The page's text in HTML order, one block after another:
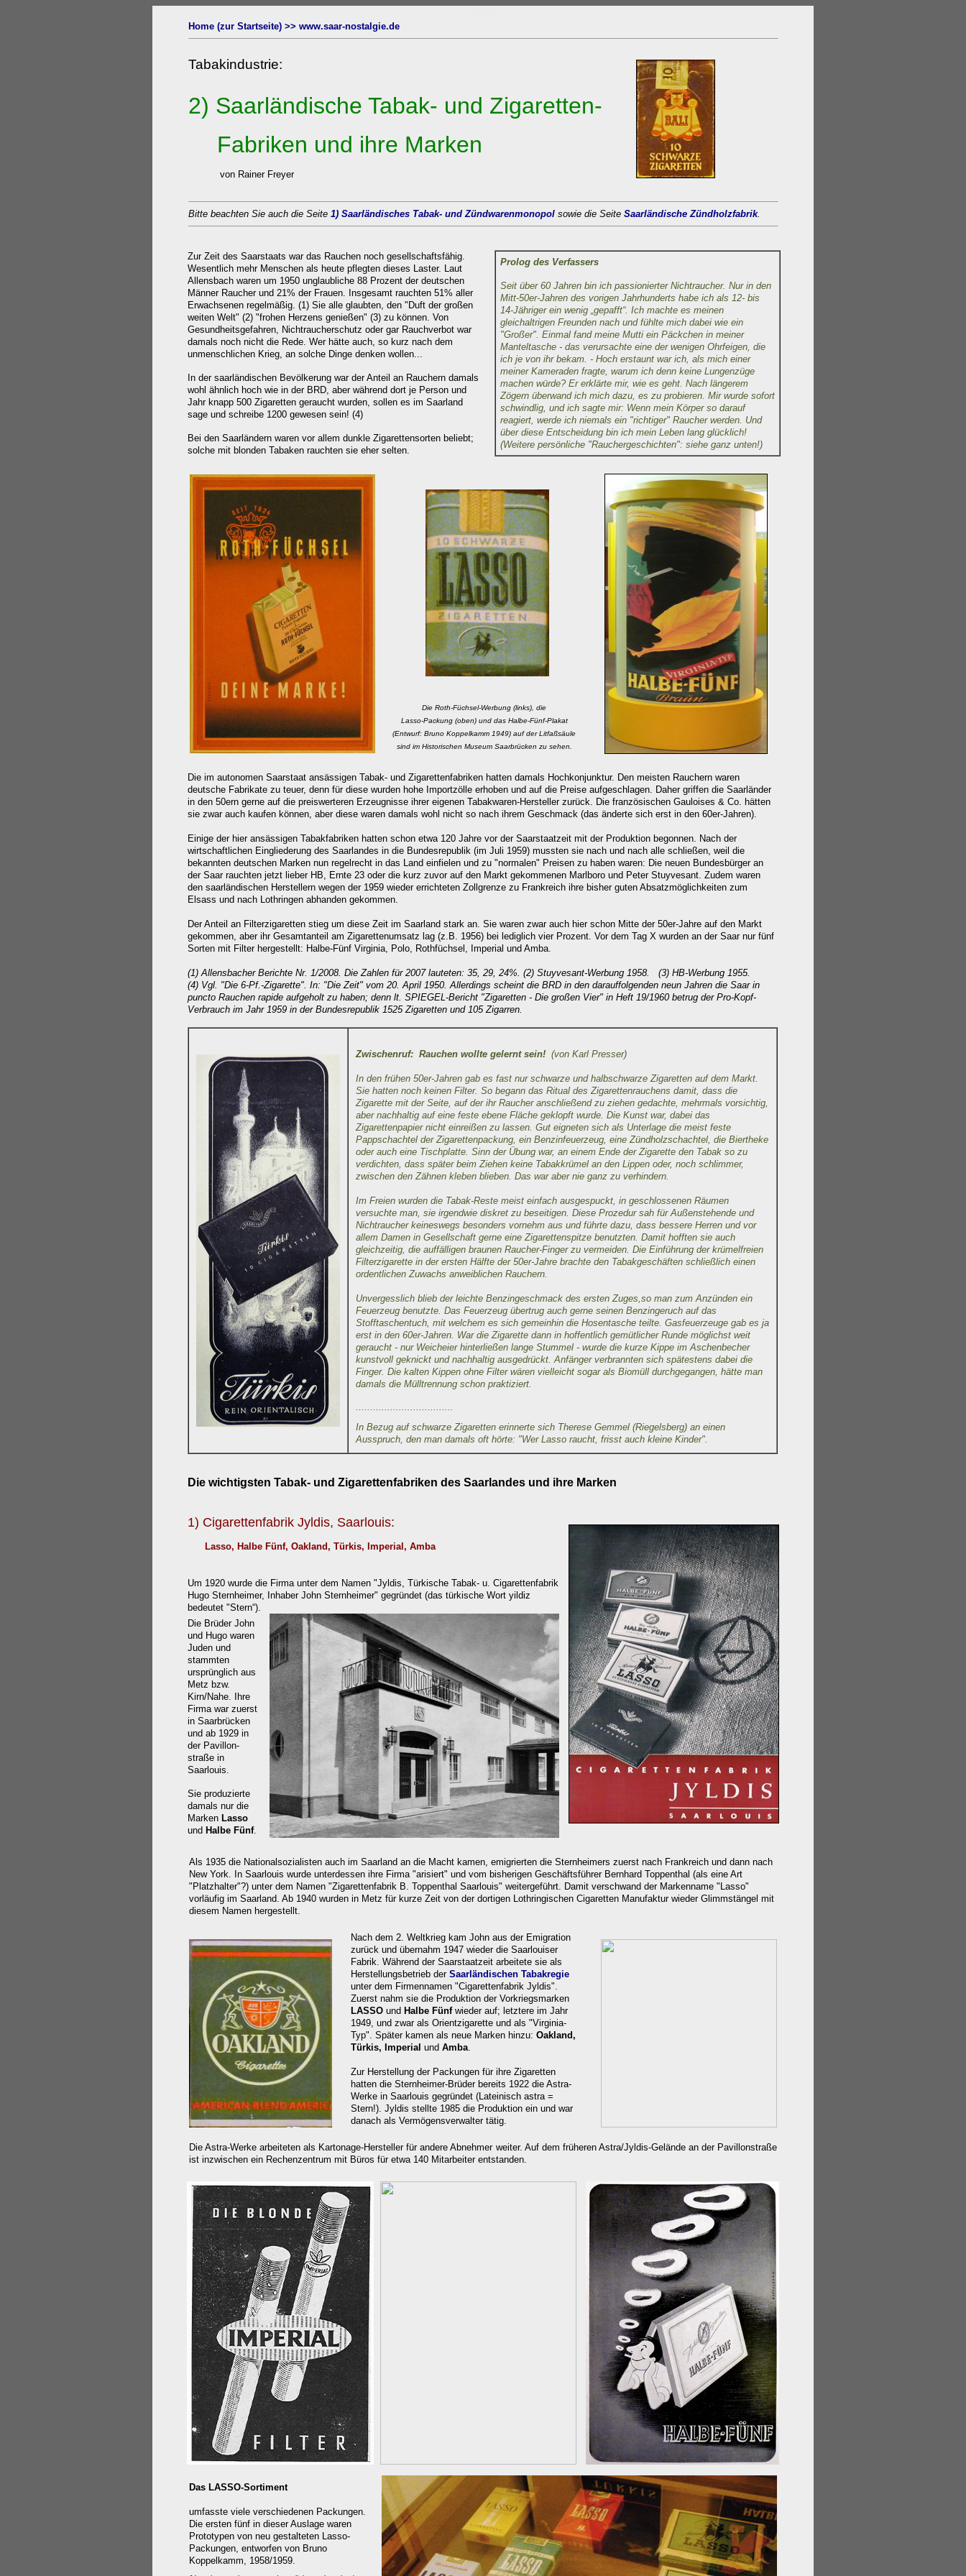
Home (zur Startseite) >> www.saar-nostalgie.de
Tabakindustrie:
2) Saarländische Tabak- und Zigaretten-
Fabriken und ihre Marken
von Rainer Freyer
Bitte beachten Sie auch die Seite 1) Saarländisches Tabak- und Zündwarenmonopolsowie die Seite Saarländische Zündholzfabrik.
Zur Zeit des Saarstaats war das Rauchen noch gesellschaftsfähig.
Wesentlich mehr Menschen als heute pflegten dieses Laster. Laut
Allensbach waren um 1950 unglaubliche 88 Prozent der deutschen
Männer Raucher und 21% der Frauen. Insgesamt rauchten 51% aller
Erwachsenen regelmäßig. (1) Sie alle glaubten, den "Duft der großen
weiten Welt" (2) "frohen Herzens genießen" (3) zu können. Von
Gesundheitsgefahren, Nichtraucherschutz oder gar Rauchverbot war
damals noch nicht die Rede. Wer hätte auch, so kurz nach dem
unmenschlichen Krieg, an solche Dinge denken wollen...
In der saarländischen Bevölkerung war der Anteil an Rauchern damals
wohl ähnlich hoch wie in der BRD, aber während dort je Person und
Jahr knapp 500 Zigaretten geraucht wurden, sollen es im Saarland
sage und schreibe 1200 gewesen sein! (4)
Bei den Saarländern waren vor allem dunkle Zigarettensorten beliebt;
solche mit blonden Tabaken rauchten sie eher selten.
Prolog des Verfassers
Seit über 60 Jahren bin ich passionierter Nichtraucher. Nur in den
Mitt-50er-Jahren des vorigen Jahrhunderts habe ich als 12- bis
14-Jähriger ein wenig „gepafft“. Ich machte es meinen
gleichaltrigen Freunden nach und fühlte mich dabei wie ein
"Großer". Einmal fand meine Mutti ein Päckchen in meiner
Manteltasche - das verursachte eine der wenigen Ohrfeigen, die
ich je von ihr bekam. - Hoch erstaunt war ich, als mich einer
meiner Kameraden fragte, warum ich denn keine Lungenzüge
machen würde? Er erklärte mir, wie es geht. Nach längerem
Zögern überwand ich mich dazu, es zu probieren. Mir wurde sofort
schwindlig, und ich sagte mir: Wenn mein Körper so darauf
reagiert, werde ich niemals ein "richtiger" Raucher werden. Und
über diese Entscheidung bin ich mein Leben lang glücklich!
(Weitere persönliche "Rauchergeschichten": siehe ganz unten!)
Die Roth-Füchsel-Werbung (links), die
Lasso-Packung (oben) und das Halbe-Fünf-Plakat
(Entwurf: Bruno Koppelkamm 1949) auf der Litfaßsäule
sind im Historischen Museum Saarbrücken zu sehen.
Die im autonomen Saarstaat ansässigen Tabak- und Zigarettenfabriken hatten damals Hochkonjunktur. Den meisten Rauchern waren
deutsche Fabrikate zu teuer, denn für diese wurden hohe Importzölle erhoben und auf die Preise aufgeschlagen. Daher griffen die Saarländer
in den 50ern gerne auf die preiswerteren Erzeugnisse ihrer eigenen Tabakwaren-Hersteller zurück. Die französischen Gauloises & Co. hätten
sie zwar auch kaufen können, aber diese waren damals wohl nicht so nach ihrem Geschmack (das änderte sich erst in den 60er-Jahren).
Einige der hier ansässigen Tabakfabriken hatten schon etwa 120 Jahre vor der Saarstaatzeit mit der Produktion begonnen. Nach der
wirtschaftlichen Eingliederung des Saarlandes in die Bundesrepublik (im Juli 1959) mussten sie nach und nach alle schließen, weil die
bekannten deutschen Marken nun regelrecht in das Land einfielen und zu "normalen" Preisen zu haben waren: Die neuen Bundesbürger an
der Saar rauchten jetzt lieber HB, Ernte 23 oder die kurz zuvor auf den Markt gekommenen Marlboro und Peter Stuyvesant. Zudem waren
den saarländischen Herstellern wegen der 1959 wieder errichteten Zollgrenze zu Frankreich ihre bisher guten Absatzmöglichkeiten zum
Elsass und nach Lothringen abhanden gekommen.
Der Anteil an Filterzigaretten stieg um diese Zeit im Saarland stark an. Sie waren zwar auch hier schon Mitte der 50er-Jahre auf den Markt
gekommen, aber ihr Gesamtanteil am Zigarettenumsatz lag (z.B. 1956) bei lediglich vier Prozent. Vor dem Tag X wurden an der Saar nur fünf
Sorten mit Filter hergestellt: Halbe-Fünf Virginia, Polo, Rothfüchsel, Imperial und Amba.
(1) Allensbacher Berichte Nr. 1/2008. Die Zahlen für 2007 lauteten: 35, 29, 24%. (2) Stuyvesant-Werbung 1958. (3) HB-Werbung 1955.
(4) Vgl. "Die 6-Pf.-Zigarette". In: "Die Zeit" vom 20. April 1950. Allerdings scheint die BRD in den darauffolgenden neun Jahren die Saar in
puncto Rauchen rapide aufgeholt zu haben; denn lt. SPIEGEL-Bericht "Zigaretten - Die großen Vier" in Heft 19/1960 betrug der Pro-Kopf-
Verbrauch im Jahr 1959 in der Bundesrepublik 1525 Zigaretten und 105 Zigarren.
Zwischenruf: Rauchen wollte gelernt sein! (von Karl Presser)
In den frühen 50er-Jahren gab es fast nur schwarze und halbschwarze Zigaretten auf dem Markt.
Sie hatten noch keinen Filter. So begann das Ritual des Zigarettenrauchens damit, dass die
Zigarette mit der Seite, auf der ihr Raucher anschließend zu ziehen gedachte, mehrmals vorsichtig,
aber nachhaltig auf eine feste ebene Fläche geklopft wurde. Die Kunst war, dabei das
Zigarettenpapier nicht einreißen zu lassen. Gut eigneten sich als Unterlage die meist feste
Pappschachtel der Zigarettenpackung, ein Benzinfeuerzeug, eine Zündholzschachtel, die Biertheke
oder auch eine Tischplatte. Sinn der Übung war, an einem Ende der Zigarette den Tabak so zu
verdichten, dass später beim Ziehen keine Tabakkrümel an den Lippen oder, noch schlimmer,
zwischen den Zähnen kleben blieben. Das war aber nie ganz zu verhindern.
Im Freien wurden die Tabak-Reste meist einfach ausgespuckt, in geschlossenen Räumen
versuchte man, sie irgendwie diskret zu beseitigen. Diese Prozedur sah für Außenstehende und
Nichtraucher keineswegs besonders vornehm aus und führte dazu, dass bessere Herren und vor
allem Damen in Gesellschaft gerne eine Zigarettenspitze benutzten. Damit hofften sie auch
gleichzeitig, die auffälligen braunen Raucher-Finger zu vermeiden. Die Einführung der krümelfreien
Filterzigarette in der ersten Hälfte der 50er-Jahre brachte den Tabakgeschäften schließlich einen
ordentlichen Zuwachs anweiblichen Rauchern.
Unvergesslich blieb der leichte Benzingeschmack des ersten Zuges,so man zum Anzünden ein
Feuerzeug benutzte. Das Feuerzeug übertrug auch gerne seinen Benzingeruch auf das
Stofftaschentuch, mit welchem es sich gemeinhin die Hosentasche teilte. Gasfeuerzeuge gab es ja
erst in den 60er-Jahren. War die Zigarette dann in hoffentlich gemütlicher Runde möglichst weit
geraucht - nur Weicheier hinterließen lange Stummel - wurde die kurze Kippe im Aschenbecher
kunstvoll geknickt und nachhaltig ausgedrückt. Anfänger verbrannten sich spätestens dabei die
Finger. Die kalten Kippen ohne Filter wären vielleicht sogar als Biomüll durchgegangen, hätte man
damals die Mülltrennung schon praktiziert.
..................................
In Bezug auf schwarze Zigaretten erinnerte sich Therese Gemmel (Riegelsberg) an einen
Ausspruch, den man damals oft hörte: "Wer Lasso raucht, frisst auch kleine Kinder".
Die wichtigsten Tabak- und Zigarettenfabriken des Saarlandes und ihre Marken
1) Cigarettenfabrik Jyldis, Saarlouis:
Lasso, Halbe Fünf, Oakland, Türkis, Imperial, Amba
Um 1920 wurde die Firma unter dem Namen "Jyldis, Türkische Tabak- u. Cigarettenfabrik
Hugo Sternheimer, Inhaber John Sternheimer" gegründet (das türkische Wort yildiz
bedeutet "Stern“).
Die Brüder John
und Hugo waren
Juden und
stammten
ursprünglich aus
Metz bzw.
Kirn/Nahe. Ihre
Firma war zuerst
in Saarbrücken
und ab 1929 in
der Pavillon-
straße in
Saarlouis.
Sie produzierte
damals nur die
Marken Lasso
und Halbe Fünf.
Als 1935 die Nationalsozialisten auch im Saarland an die Macht kamen, emigrierten die Sternheimers zuerst nach Frankreich und dann nach
New York. In Saarlouis wurde unterdessen ihre Firma "arisiert" und vom bisherigen Geschäftsführer Bernhard Toppenthal (als eine Art
"Platzhalter"?) unter dem Namen "Zigarettenfabrik B. Toppenthal Saarlouis" weitergeführt. Damit verschwand der Markenname "Lasso"
vorläufig im Saarland. Ab 1940 wurden in Metz für kurze Zeit von der dortigen Lothringischen Cigaretten Manufaktur wieder Glimmstängel mit
diesem Namen hergestellt.
Nach dem 2. Weltkrieg kam John aus der Emigration
zurück und übernahm 1947 wieder die Saarlouiser
Fabrik. Während der Saarstaatzeit arbeitete sie als
Herstellungsbetrieb der Saarländischen Tabakregie
unter dem Firmennamen "Cigarettenfabrik Jyldis".
Zuerst nahm sie die Produktion der Vorkriegsmarken
LASSO und Halbe Fünf wieder auf; letztere im Jahr
1949, und zwar als Orientzigarette und als "Virginia-
Typ". Später kamen als neue Marken hinzu: Oakland,
Türkis, Imperial und Amba.
Zur Herstellung der Packungen für ihre Zigaretten
hatten die Sternheimer-Brüder bereits 1922 die Astra-
Werke in Saarlouis gegründet (Lateinisch astra =
Stern!). Jyldis stellte 1985 die Produktion ein und war
danach als Vermögensverwalter tätig.
Die Astra-Werke arbeiteten als Kartonage-Hersteller fürandere Abnehmer weiter. Auf dem früheren Astra/Jyldis-Gelände an der Pavillonstraße
ist inzwischen ein Rechenzentrum mit Büros für etwa 140 Mitarbeiter entstanden.
Das LASSO-Sortiment
umfasste viele verschiedenen Packungen.
Die ersten fünf in dieser Auslage waren
Prototypen von neu gestalteten Lasso-
Packungen, entworfen von Bruno
Koppelkamm, 1958/1959.